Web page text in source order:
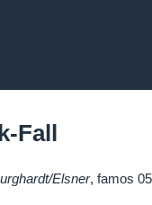
Fall
Elsner, famos